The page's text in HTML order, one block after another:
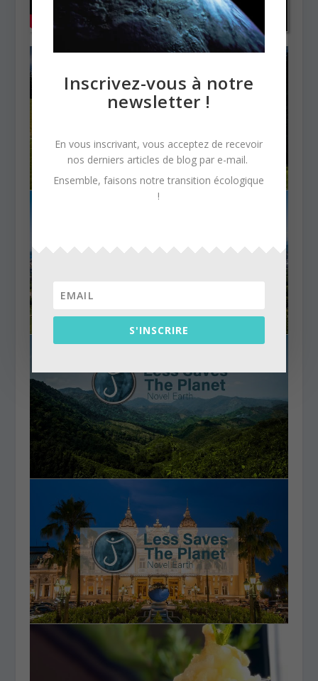
Inscrivez-vous à notre
newsletter !
En vous inscrivant, vous acceptez de recevoir
nos derniers articles de blog par e-mail.
Ensemble, faisons notre transition écologique
!
S'INSCRIRE